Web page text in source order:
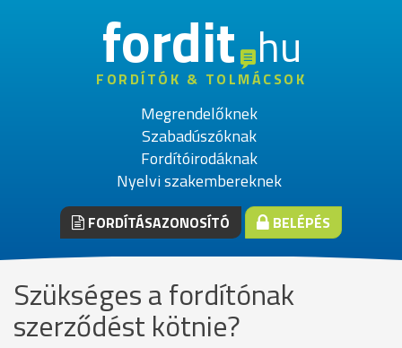
fordithu
FORDÍTÓK & TOLMÁCSOK
Megrendelőknek
Szabadúszóknak
Fordítóirodáknak
Nyelvi szakembereknek
FORDÍTÁSAZONOSÍTÓ BELÉPÉS
Szükséges a fordítónak
szerződést kötnie?